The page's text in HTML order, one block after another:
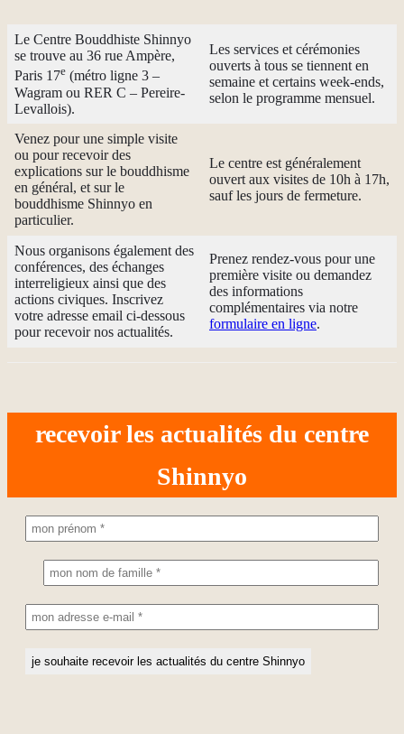
Le Centre Bouddhiste Shinnyo
se trouve au 36 rue Ampère,
Paris 17e (métro ligne 3 –
Wagram ou RER C – Pereire-
Levallois).
Les services et cérémonies
ouverts à tous se tiennent en
semaine et certains week-ends,
selon le programme mensuel.
Venez pour une simple visite
ou pour recevoir des
explications sur le bouddhisme
en général, et sur le
bouddhisme Shinnyo en
particulier.
Le centre est généralement
ouvert aux visites de 10h à 17h,
sauf les jours de fermeture.
Nous organisons également des
conférences, des échanges
interreligieux ainsi que des
actions civiques. Inscrivez
votre adresse email ci-dessous
pour recevoir nos actualités.
Prenez rendez-vous pour une
première visite ou demandez
des informations
complémentaires via notre
formulaire en ligne.
recevoir les actualités du centre
Shinnyo